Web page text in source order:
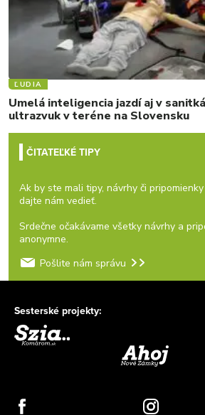
ĽUDIA
Umelá inteligencia jazdí aj v
ultrazvuk v teréne na Slovensku
ČITATEĽKÉ TIPY
Ak by ste mali tipy, návrhy či pripomienky
dajte nám vedieť.
Srdečne očakávame všetky návrhy a
anonymne.
Pošlite nám správu
Sesterské projekty: